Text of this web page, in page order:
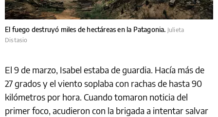
El fuego destruyó miles de hectáreas en la Patagonia. Julieta
Distasio
El 9 de marzo, Isabel estaba de guardia. Hacía más de
27 grados y el viento soplaba con rachas de hasta 90
kilómetros por hora. Cuando tomaron noticia del
primer foco, acudieron con la brigada a intentar salvar